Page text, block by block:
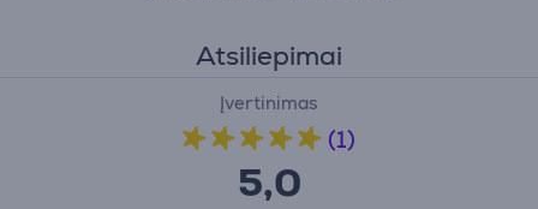
Atsiliepimai
Įvertinimas
(1)
5,0